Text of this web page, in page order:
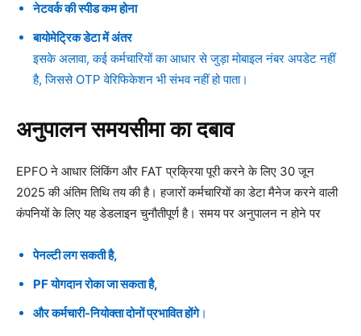
नेटवर्क की स्पीड कम होना
बायोमेट्रिक डेटा में अंतर
इसके अलावा, कई कर्मचारियों का आधार से जुड़ा मोबाइल नंबर अपडेट नहीं
है, जिससे OTP वेरिफिकेशन भी संभव नहीं हो पाता।
अनुपालन समयसीमा का दबाव
EPFO ने आधार लिंकिंग और FAT प्रक्रिया पूरी करने के लिए 30 जून
2025 की अंतिम तिथि तय की है। हजारों कर्मचारियों का डेटा मैनेज करने वाली
कंपनियों के लिए यह डेडलाइन चुनौतीपूर्ण है। समय पर अनुपालन न होने पर
पेनल्टी लग सकती है,
PF योगदान रोका जा सकता है,
और कर्मचारी-नियोक्ता दोनों प्रभावित होंगे।